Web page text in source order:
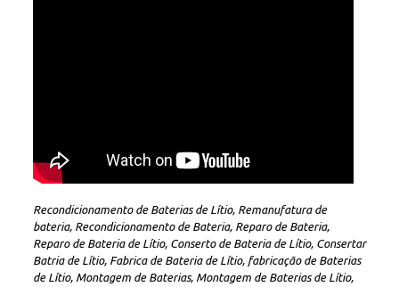
Recondicionamento de Baterias de Lítio, Remanufatura de
bateria, Recondicionamento de Bateria, Reparo de Bateria,
Reparo de Bateria de Lítio, Conserto de Bateria de Lítio, Consertar
Batria de Lítio, Fabrica de Bateria de Lítio, fabricação de Baterias
de Lítio, Montagem de Baterias, Montagem de Baterias de Lítio,